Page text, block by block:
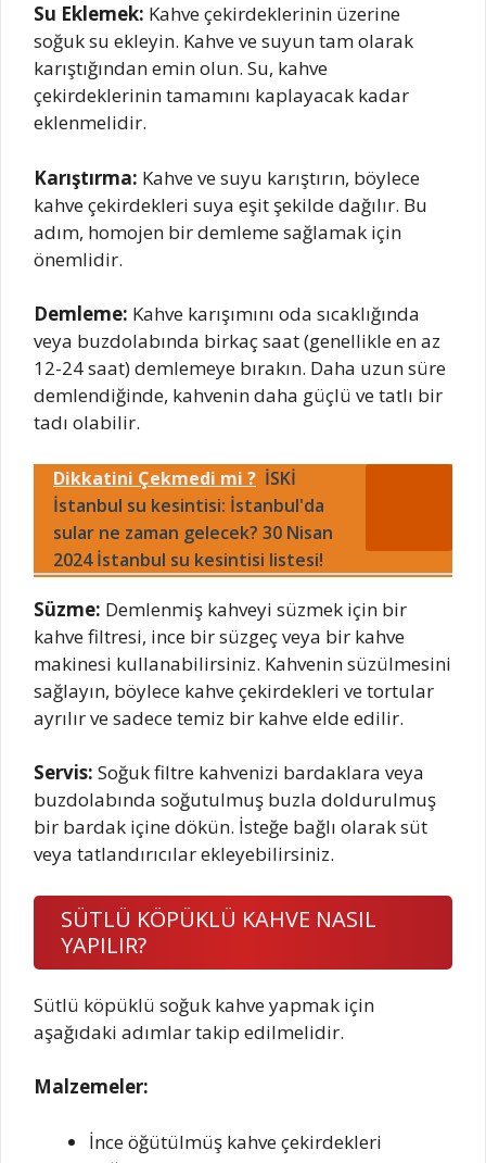
Su Eklemek: Kahve çekirdeklerinin üzerine
soğuk su ekleyin. Kahve ve suyun tam olarak
karıştığından emin olun. Su, kahve
çekirdeklerinin tamamını kaplayacak kadar
eklenmelidir.
Karıştırma: Kahve ve suyu karıştırın, böylece
kahve çekirdekleri suya eşit şekilde dağılır. Bu
adım, homojen bir demleme sağlamak için
önemlidir.
Demleme: Kahve karışımını oda sıcaklığında
veya buzdolabında birkaç saat (genellikle en az
12-24 saat) demlemeye bırakın. Daha uzun süre
demlendiğinde, kahvenin daha güçlü ve tatlı bir
tadı olabilir.
Dikkatini Çekmedi mi ? İSKİ
İstanbul su kesintisi: İstanbul'da
sular ne zaman gelecek? 30 Nisan
2024 İstanbul su kesintisi listesi!
Süzme: Demlenmiş kahveyi süzmek için bir
kahve filtresi, ince bir süzgeç veya bir kahve
makinesi kullanabilirsiniz. Kahvenin süzülmesini
sağlayın, böylece kahve çekirdekleri ve tortular
ayrılır ve sadece temiz bir kahve elde edilir.
Servis: Soğuk filtre kahvenizi bardaklara veya
buzdolabında soğutulmuş buzla doldurulmuş
bir bardak içine dökün. İsteğe bağlı olarak süt
veya tatlandırıcılar ekleyebilirsiniz.
SÜTLÜ KÖPÜKLÜ KAHVE NASIL
YAPILIR?
Sütlü köpüklü soğuk kahve yapmak için
aşağıdaki adımlar takip edilmelidir.
Malzemeler:
İnce öğütülmüş kahve çekirdekleri